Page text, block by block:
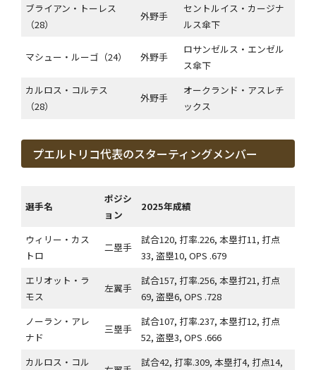
ブライアン・トーレス
（28）
外野手
セントルイス・カージナ
ルス傘下
マシュー・ルーゴ（24） 外野手
ロサンゼルス・エンゼル
ス傘下
カルロス・コルテス
（28）
外野手
オークランド・アスレチ
ックス
プエルトリコ代表のスターティングメンバー
選手名
ポジシ
ョン
2025年成績
ウィリー・カス
トロ
二塁手
試合120, 打率.226, 本塁打11, 打点
33, 盗塁10, OPS .679
エリオット・ラ
モス
左翼手
試合157, 打率.256, 本塁打21, 打点
69, 盗塁6, OPS .728
ノーラン・アレ
ナド
三塁手
試合107, 打率.237, 本塁打12, 打点
52, 盗塁3, OPS .666
カルロス・コル
試合42, 打率.309, 本塁打4, 打点14,